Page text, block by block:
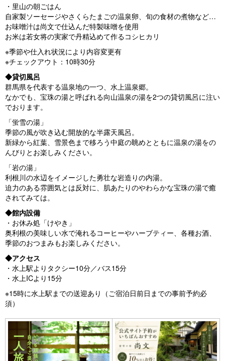
・里山の朝ごはん
自家製ソーセージやさくらたまごの温泉卵、旬の食材の煮物など…
お味噌汁は尚文で仕込んだ特製味噌を使用
お米は若女将の実家で丹精込めて作るコシヒカリ
※季節や仕入れ状況により内容変更有
※チェックアウト：10時30分
◆貸切風呂
群馬県を代表する温泉地の一つ、水上温泉郷。
なかでも、宝珠の湯と呼ばれる向山温泉の湯を2つの貸切風呂に注い
でおります。
「蛍雪の湯」
季節の風が吹き込む開放的な半露天風呂。
新緑から紅葉、雪景色まで移ろう中庭の眺めとともに温泉の湯をの
んびりとお楽しみください。
「岩の湯」
利根川の水辺をイメージした勇壮な岩造りの内湯。
迫力のある雰囲気とは反対に、肌あたりのやわらかな宝珠の湯で癒
されてみては。
◆館内設備
・お休み処「けやき」
奥利根の美味しい水で淹れるコーヒーやハーブティー、各種お酒、
季節のおつまみもお楽しみください。
◆アクセス
・水上駅よりタクシー10分／バス15分
・水上ICより15分
※15時に水上駅までの送迎あり（ご宿泊日前日までの事前予約必
須）